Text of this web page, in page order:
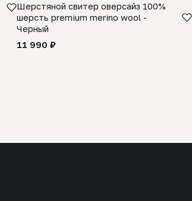
Шерстяной свитер оверсайз 100%
шерсть premium merino wool -
Черный
11 990 ₽